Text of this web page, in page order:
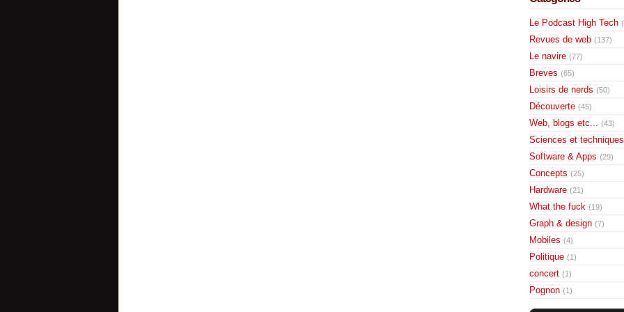
Le Podcast High Tech
Revues de web (137)
Le navire (77)
Breves (65)
Loisirs de nerds (50)
Découverte (45)
Web, blogs etc... (43)
Sciences et techniques
Software & Apps (29)
Concepts (25)
Hardware (21)
What the fuck (19)
Graph & design (7)
Mobiles (4)
Politique (1)
concert (1)
Pognon (1)